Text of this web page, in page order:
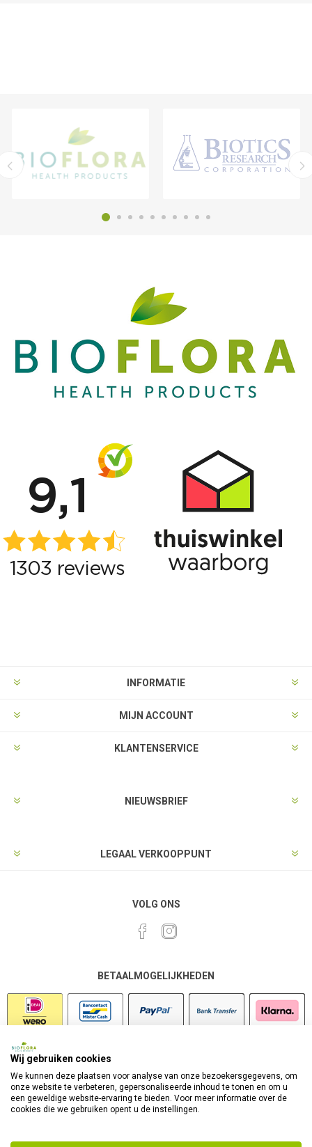
INFORMATIE
MIJN ACCOUNT
KLANTENSERVICE
NIEUWSBRIEF
LEGAAL VERKOOPPUNT
VOLG ONS
BETAALMOGELIJKHEDEN
Wij gebruiken cookies
We kunnen deze plaatsen voor analyse van onze bezoekersgegevens, om
onze website te verbeteren, gepersonaliseerde inhoud te tonen en om u
een geweldige website-ervaring te bieden. Voor meer informatie over de
cookies die we gebruiken opent u de instellingen.